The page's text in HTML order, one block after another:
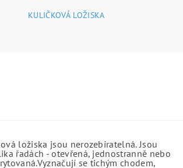
KULIČKOVÁ LOŽISKA
ložiska jsou nerozebíratelná. Jsou
řadách - otevřená, jednostranně nebo
se tichým chodem,